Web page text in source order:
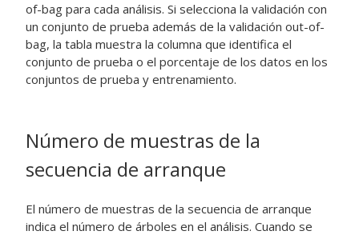
of-bag para cada análisis. Si selecciona la validación con
un conjunto de prueba además de la validación out-of-
bag, la tabla muestra la columna que identifica el
conjunto de prueba o el porcentaje de los datos en los
conjuntos de prueba y entrenamiento.
Número de muestras de la
secuencia de arranque
El número de muestras de la secuencia de arranque
indica el número de árboles en el análisis. Cuando se